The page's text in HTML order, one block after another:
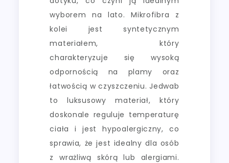
wyborem na lato. Mikrofibra z
kolei jest syntetycznym
materiałem, który
charakteryzuje się wysoką
odpornością na plamy oraz
łatwością w czyszczeniu. Jedwab
to luksusowy materiał, który
doskonale reguluje temperaturę
ciała i jest hypoalergiczny, co
sprawia, że jest idealny dla osób
z wrażliwą skórą lub alergiami.